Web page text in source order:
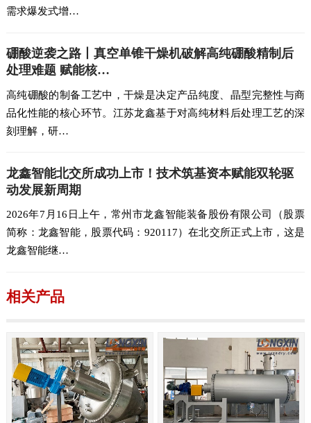
需求爆发式增…
硼酸逆袭之路丨真空单锥干燥机破解高纯硼酸精制后
处理难题 赋能核…
高纯硼酸的制备工艺中，干燥是决定产品纯度、晶型完整性与商
品化性能的核心环节。江苏龙鑫基于对高纯材料后处理工艺的深
刻理解，研…
龙鑫智能北交所成功上市！技术筑基资本赋能双轮驱
动发展新周期
2026年7月16日上午，常州市龙鑫智能装备股份有限公司（股票
简称：龙鑫智能，股票代码：920117）在北交所正式上市，这是
龙鑫智能继…
相关产品